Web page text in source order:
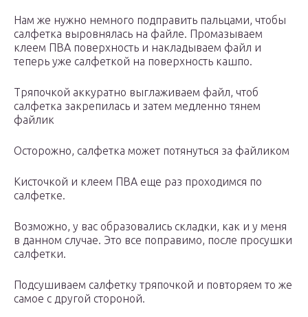
Нам же нужно немного подправить пальцами, чтобы
салфетка выровнялась на файле. Промазываем
клеем ПВА поверхность и накладываем файл и
теперь уже салфеткой на поверхность кашпо.
Тряпочкой аккуратно выглаживаем файл, чтоб
салфетка закрепилась и затем медленно тянем
файлик
Осторожно, салфетка может потянуться за файликом
Кисточкой и клеем ПВА еще раз проходимся по
салфетке.
Возможно, у вас образовались складки, как и у меня
в данном случае. Это все поправимо, после просушки
салфетки.
Подсушиваем салфетку тряпочкой и повторяем то же
самое с другой стороной.